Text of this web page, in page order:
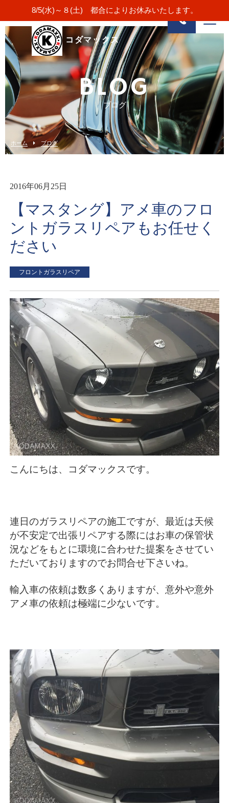
8/5(水)～８(土) 都合によりお休みいたします。
コダマックス
BLOG
ブログ
ホーム ブログ
2016年06月25日
【マスタング】アメ車のフロ
ントガラスリペアもお任せく
ださい
フロントガラスリペア
こんにちは、コダマックスです。
連日のガラスリペアの施工ですが、最近は天候
が不安定で出張リペアする際にはお車の保管状
況などをもとに環境に合わせた提案をさせてい
ただいておりますのでお問合せ下さいね。
輸入車の依頼は数多くありますが、意外や意外
アメ車の依頼は極端に少ないです。